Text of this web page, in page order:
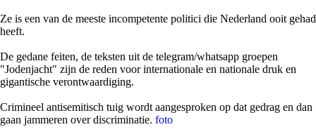
Ze is een van de meeste incompetente politici die Nederland ooit gehad
heeft.
De gedane feiten, de teksten uit de telegram/whatsapp groepen
"Jodenjacht" zijn de reden voor internationale en nationale druk en
gigantische verontwaardiging.
Crimineel antisemitisch tuig wordt aangesproken op dat gedrag en dan
gaan jammeren over discriminatie. foto